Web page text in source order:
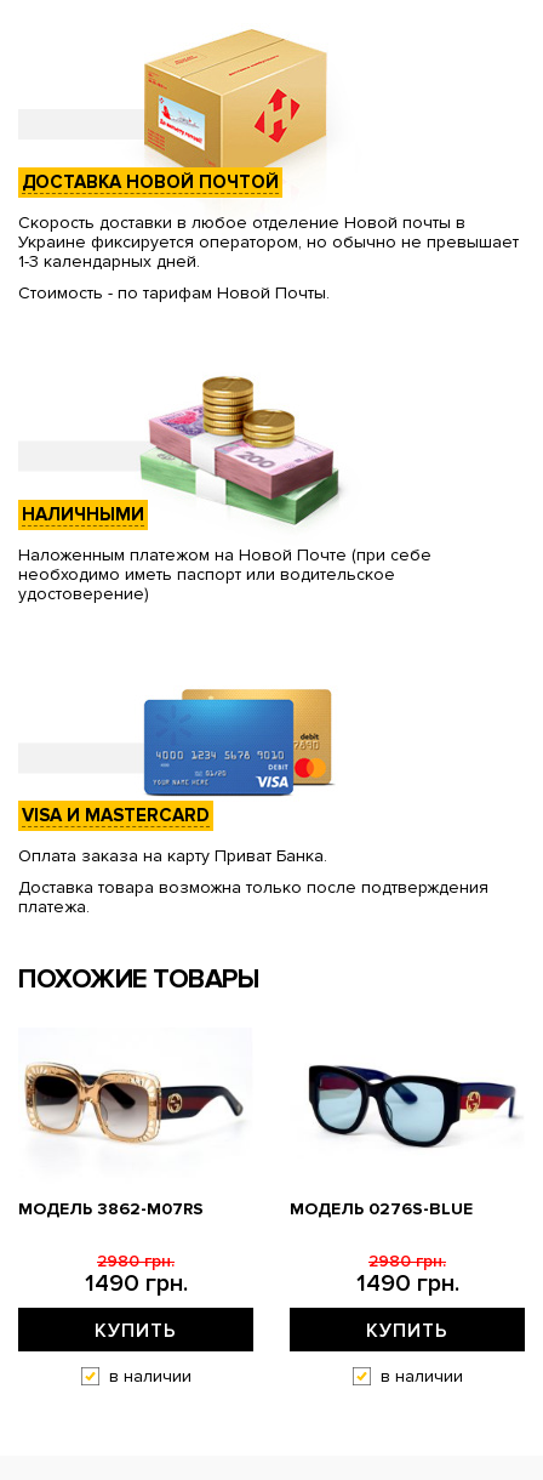
ДОСТАВКА НОВОЙ ПОЧТОЙ
Скорость доставки в любое отделение Новой почты в
Украине фиксируется оператором, но обычно не превышает
1-3 календарных дней.
Стоимость - по тарифам Новой Почты.
НАЛИЧНЫМИ
Наложенным платежом на Новой Почте (при себе
необходимо иметь паспорт или водительское
удостоверение)
VISA И MASTERCARD
Оплата заказа на карту Приват Банка.
Доставка товара возможна только после подтверждения
платежа.
ПОХОЖИЕ ТОВАРЫ
МОДЕЛЬ 3862-M07RS
1490 грн.
2980 грн.
КУПИТЬ
в наличии
МОДЕЛЬ 0276S-BLUE
1490 грн.
2980 грн.
КУПИТЬ
в наличии